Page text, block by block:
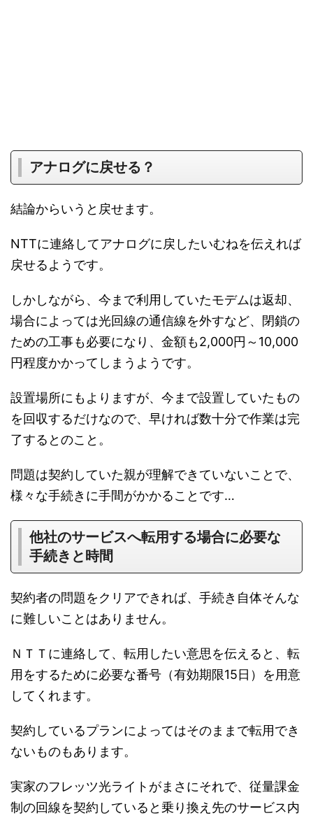
アナログに戻せる？
結論からいうと戻せます。
NTTに連絡してアナログに戻したいむねを伝えれば
戻せるようです。
しかしながら、今まで利用していたモデムは返却、
場合によっては光回線の通信線を外すなど、閉鎖の
ための工事も必要になり、金額も2,000円～10,000
円程度かかってしまうようです。
設置場所にもよりますが、今まで設置していたもの
を回収するだけなので、早ければ数十分で作業は完
了するとのこと。
問題は契約していた親が理解できていないことで、
様々な手続きに手間がかかることです…
他社のサービスへ転用する場合に必要な
手続きと時間
契約者の問題をクリアできれば、手続き自体そんな
に難しいことはありません。
ＮＴＴに連絡して、転用したい意思を伝えると、転
用をするために必要な番号（有効期限15日）を用意
してくれます。
契約しているプランによってはそのままで転用でき
ないものもあります。
実家のフレッツ光ライトがまさにそれで、従量課金
制の回線を契約していると乗り換え先のサービス内